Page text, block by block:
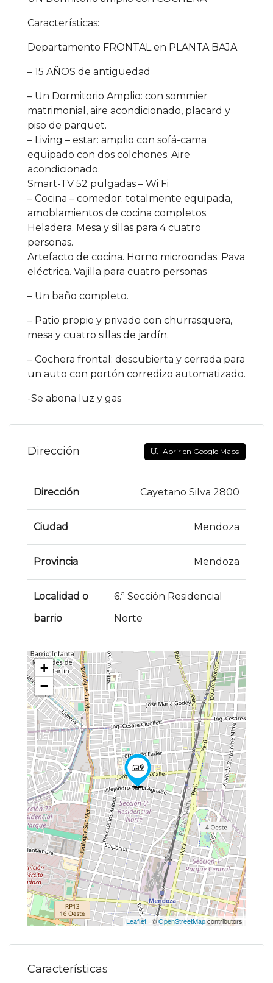
Características:
Departamento FRONTAL en PLANTA BAJA
– 15 AÑOS de antigüedad
– Un Dormitorio Amplio: con sommier
matrimonial, aire acondicionado, placard y
piso de parquet.
– Living – estar: amplio con sofá-cama
equipado con dos colchones. Aire
acondicionado.
Smart-TV 52 pulgadas – Wi Fi
– Cocina – comedor: totalmente equipada,
amoblamientos de cocina completos.
Heladera. Mesa y sillas para 4 cuatro
personas.
Artefacto de cocina. Horno microondas. Pava
eléctrica. Vajilla para cuatro personas
– Un baño completo.
– Patio propio y privado con churrasquera,
mesa y cuatro sillas de jardín.
– Cochera frontal: descubierta y cerrada para
un auto con portón corredizo automatizado.
-Se abona luz y gas
Dirección Abrir en Google Maps
Dirección Cayetano Silva 2800
Ciudad Mendoza
Provincia Mendoza
Localidad o
barrio
6.ª Sección Residencial
Norte
+
−
Leaflet| ©OpenStreetMapcontributors
Características